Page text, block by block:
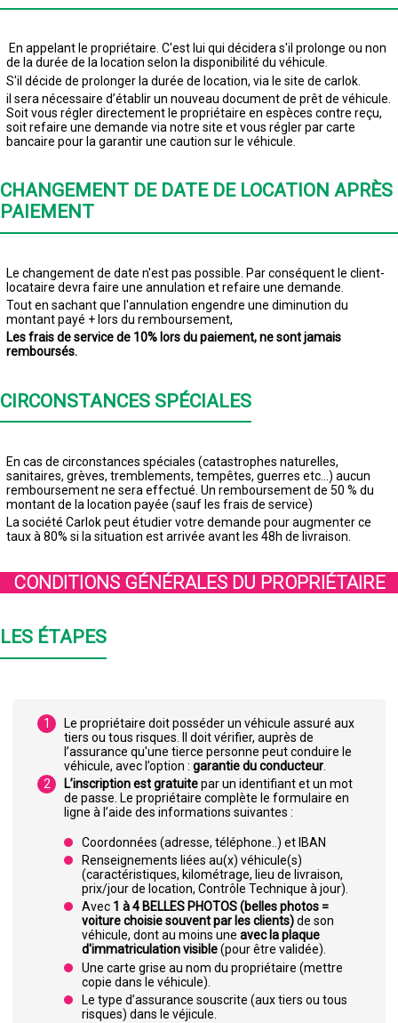
En appelant le propriétaire. C'est lui qui décidera s'il prolonge ou non
de la durée de la location selon la disponibilité du véhicule.
S'il décide de prolonger la durée de location, via le site de carlok.
il sera nécessaire d’établir un nouveau document de prêt de véhicule.
Soit vous régler directement le propriétaire en espèces contre reçu,
soit refaire une demande via notre site et vous régler par carte
bancaire pour la garantir une caution sur le véhicule.
CHANGEMENT DE DATE DE LOCATION APRÈS
PAIEMENT
Le changement de date n'est pas possible. Par conséquent le client-
locataire devra faire une annulation et refaire une demande.
Tout en sachant que l'annulation engendre une diminution du
montant payé + lors du remboursement,
Les frais de service de 10% lors du paiement, ne sont jamais
remboursés.
CIRCONSTANCES SPÉCIALES
En cas de circonstances spéciales (catastrophes naturelles,
sanitaires, grèves, tremblements, tempêtes, guerres etc...) aucun
remboursement ne sera effectué. Un remboursement de 50 % du
montant de la location payée (sauf les frais de service)
La société Carlok peut étudier votre demande pour augmenter ce
taux à 80% si la situation est arrivée avant les 48h de livraison.
CONDITIONS GÉNÉRALES DU PROPRIÉTAIRE
LES ÉTAPES
Le propriétaire doit posséder un véhicule assuré aux
tiers ou tous risques. Il doit vérifier, auprès de
l’assurance qu'une tierce personne peut conduire le
véhicule, avec l’option : garantie du conducteur
L’inscription est gratuitepar un identifiant et un mot
de passe. Le propriétaire complète le formulaire en
ligne à l’aide des informations suivantes :
Coordonnées (adresse, téléphone..) et IBAN
Renseignements liées au(x) véhicule(s)
(caractéristiques, kilométrage, lieu de livraison,
prix/jour de location, Contrôle Technique à jour).
Avec 1 à 4 BELLES PHOTOS (belles photos =
voiture choisie souvent par les clients)de son
véhicule, dont au moins une avec la plaque
d'immatriculation visible(pour être validée).
Une carte grise au nom du propriétaire (mettre
copie dans le véhicule).
Le type d’assurance souscrite (aux tiers ou tous
risques) dans le véjicule.